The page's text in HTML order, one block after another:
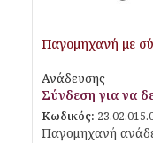
Παγομηχανή με
Ανάδευσης
Σύνδεση για να
Κωδικός:
Παγομηχανή